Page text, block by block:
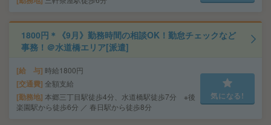
1800円＊《9月》勤務時間の相談OK！勤怠チェックなど
事務！＠水道橋エリア[派遣]
給 与 時給1800円
交通費 全額支給
勤務地 本郷三丁目駅徒歩4分、水道橋駅徒歩7分 ※後
楽園駅から徒歩6分 ／ 春日駅から徒歩8分
気になる!